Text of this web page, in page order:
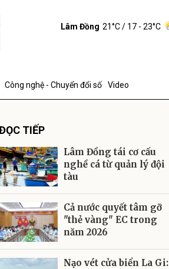
Lâm Đồng 21°C/ 17 - 23°C
Công nghệ - Chuyển đổi số Video
TIẾP
Lâm Đồng tái cơ cấu
nghề cá từ quản lý đội
tàu
Cả nước quyết tâm gỡ
"thẻ vàng" EC trong
năm 2026
Nạo vét cửa biển La Gi:
Gửi